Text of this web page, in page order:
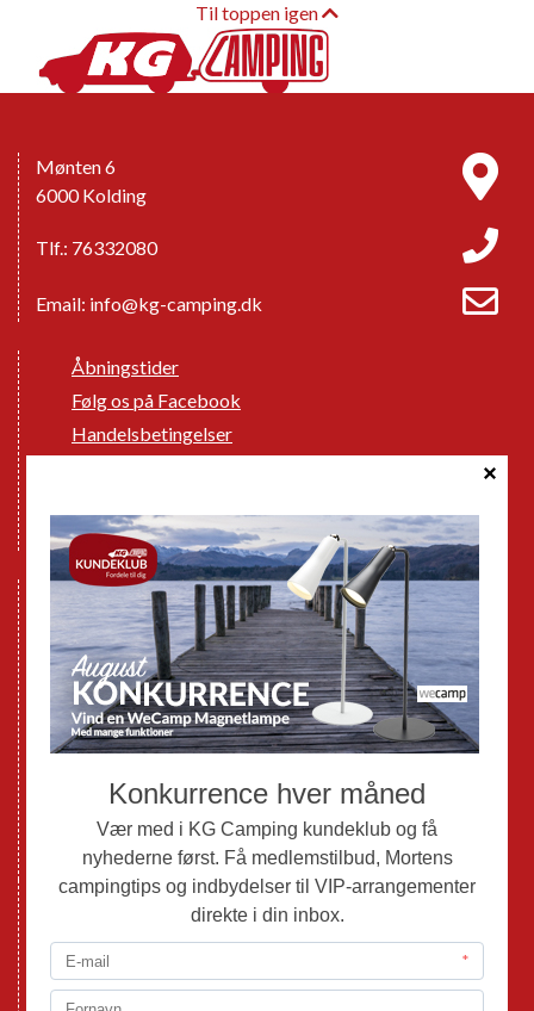
Til toppen igen
Mønten 6
6000 Kolding
Tlf.: 76332080
Email: info@kg-camping.dk
Åbningstider
Følg os på Facebook
Handelsbetingelser
GPDR - Optagelse af foto og video
Nye Campingvogne
Nye Autocampere og Vans
Brugte Campingvogne
Brugte Autocampere og Vans
Webshop
Mortens Campingtips
KG Camping Kundeklub
Nyheder
Adria
Adria Autocampere
Eriba